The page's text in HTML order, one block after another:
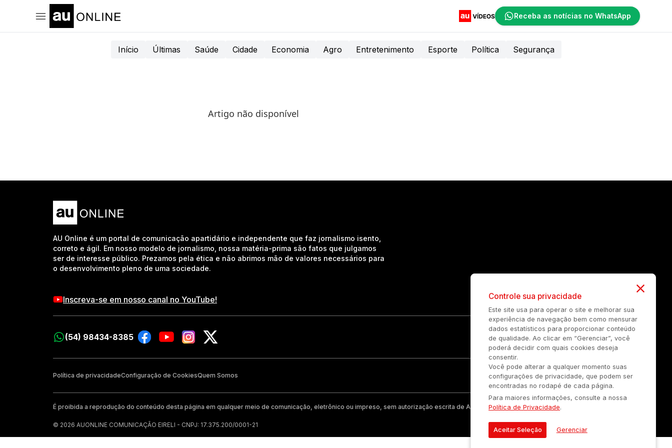
Receba as notícias no WhatsApp
Início Últimas Saúde Cidade Economia Agro Entretenimento Esporte Política Segurança
Artigo não disponível
AU Online é um portal de comunicação apartidário e independente que faz jornalismo isento,
correto e ágil. Em nosso modelo de jornalismo, nossa matéria-prima são fatos que julgamos
ser de interesse público. Prezamos pela ética e não abrimos mão de valores necessários para
o desenvolvimento pleno de uma sociedade.
Inscreva-se em nosso canal no YouTube!
(54) 98434-8385
Política de privacidadeConfiguração de CookiesQuem Somos
É proibida a reprodução do conteúdo desta página em qualquer meio de comunicação, eletrônico ou impreso, sem autorização escrita de Auonline Comunicação Eireli.
© 2026 AUONLINE COMUNICAÇÃO EIRELI - CNPJ: 17.375.200/0001-21
Controle sua privacidade
Este site usa para operar o site e melhorar sua
experiência de navegação bem como mensurar
dados estatísticos para proporcionar conteúdo
de qualidade. Ao clicar em “Gerenciar”, você
poderá decidir com quais cookies deseja
consentir.
Você pode alterar a qualquer momento suas
configurações de privacidade, que podem ser
encontradas no rodapé de cada página.
Para maiores informações, consulte a nossa
Política de Privacidade.
Aceitar Seleção Gerenciar